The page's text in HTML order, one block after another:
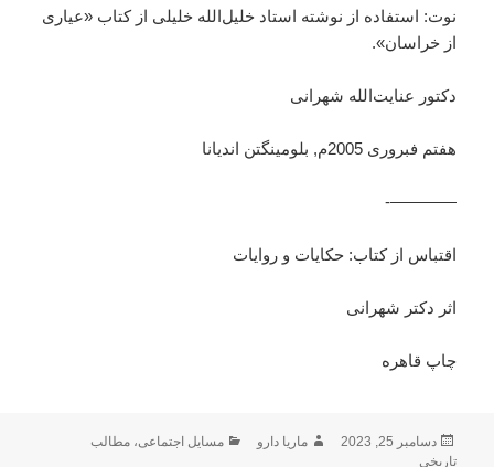
نوت: استفاده از نوشته استاد خلیل‌الله خلیلی از کتاب «عیاری
از خراسان».
دکتور عنایت‌الله شهرانی
هفتم فبروری 2005م, بلومینگتن اندیانا
————-
اقتباس از کتاب: حکایات و روایات
اثر دکتر شهرانی
چاپ قاهره
ارسال
شده
دسامبر 25, 2023 نویسنده
ماریا دارو دسته‌ها
مسایل اجتماعی،مطالب
تاریخی